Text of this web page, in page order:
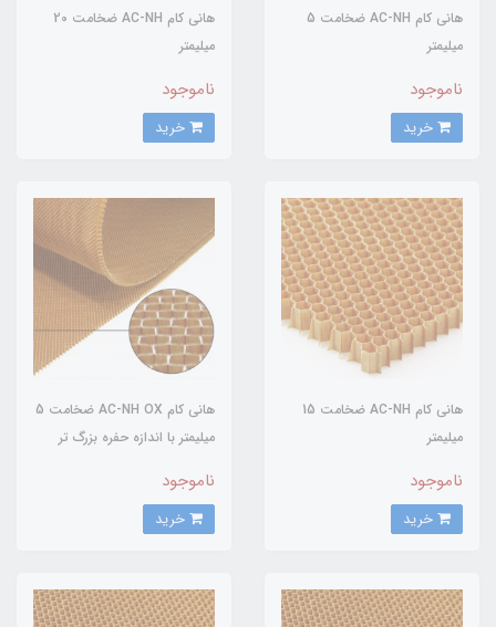
هانی کام AC-NH ضخامت 5
میلیمتر
ناموجود
هانی کام AC-NH ضخامت 20
میلیمتر
ناموجود
هانی کام AC-NH ضخامت 15
میلیمتر
ناموجود
هانی کام AC-NH OX ضخامت 5
میلیمتر با اندازه حفره بزرگ تر
ناموجود